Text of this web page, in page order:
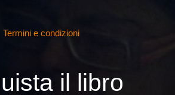
Termini e condizioni
il libro